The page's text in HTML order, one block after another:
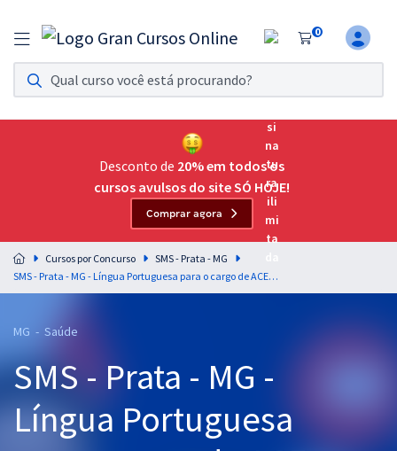
0
Assinatura Ilimitada 11
Acesso a todos os cursos. Teste grátis por 7 dias!
Assinatura OAB Até Passar
Acesso ilimitado a toda preparação para o Exame da
Residências Multiprofissionais
Preparação completa e intensiva para as principais
residências em saúde do Brasil
Cursos 20% OFF
Pós
Desconto de 20% em todos os
cursos avulsos do site SÓ HOJE!
Comprar agora
Cursos por Concurso
SMS - Prata - MG
SMS - Prata - MG - Língua Portuguesa para o cargo de ACE – Agente de Combate às Endemias com os Professores Letícia Carneiro e Wagner Sousa
MG - Saúde
SMS - Prata - MG -
Língua Portuguesa